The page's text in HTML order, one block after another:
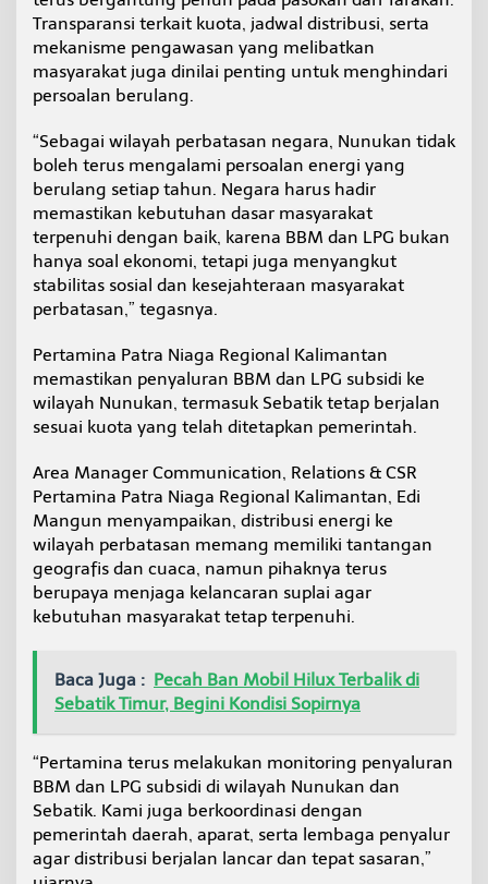
Transparansi terkait kuota, jadwal distribusi, serta
mekanisme pengawasan yang melibatkan
masyarakat juga dinilai penting untuk menghindari
persoalan berulang.
“Sebagai wilayah perbatasan negara, Nunukan tidak
boleh terus mengalami persoalan energi yang
berulang setiap tahun. Negara harus hadir
memastikan kebutuhan dasar masyarakat
terpenuhi dengan baik, karena BBM dan LPG bukan
hanya soal ekonomi, tetapi juga menyangkut
stabilitas sosial dan kesejahteraan masyarakat
perbatasan,” tegasnya.
Pertamina Patra Niaga Regional Kalimantan
memastikan penyaluran BBM dan LPG subsidi ke
wilayah Nunukan, termasuk Sebatik tetap berjalan
sesuai kuota yang telah ditetapkan pemerintah.
Area Manager Communication, Relations & CSR
Pertamina Patra Niaga Regional Kalimantan, Edi
Mangun menyampaikan, distribusi energi ke
wilayah perbatasan memang memiliki tantangan
geografis dan cuaca, namun pihaknya terus
berupaya menjaga kelancaran suplai agar
kebutuhan masyarakat tetap terpenuhi.
Baca Juga : Pecah Ban Mobil Hilux Terbalik di
Sebatik Timur, Begini Kondisi Sopirnya
“Pertamina terus melakukan monitoring penyaluran
BBM dan LPG subsidi di wilayah Nunukan dan
Sebatik. Kami juga berkoordinasi dengan
pemerintah daerah, aparat, serta lembaga penyalur
agar distribusi berjalan lancar dan tepat sasaran,”